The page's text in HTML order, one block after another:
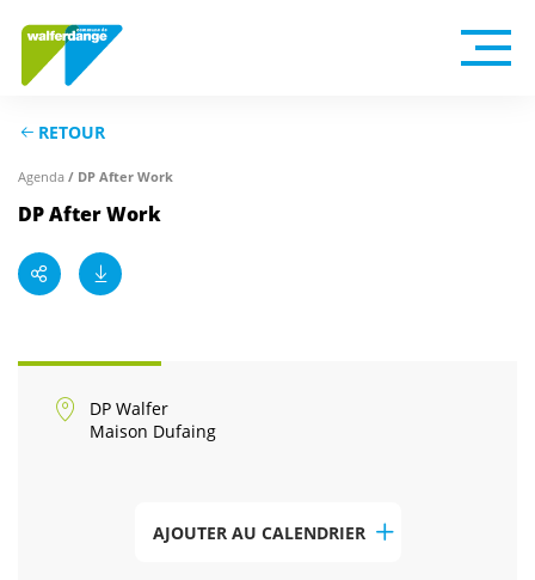
RETOUR
Agenda / DP After Work
DP After Work
DP Walfer
Maison Dufaing
AJOUTER AU CALENDRIER